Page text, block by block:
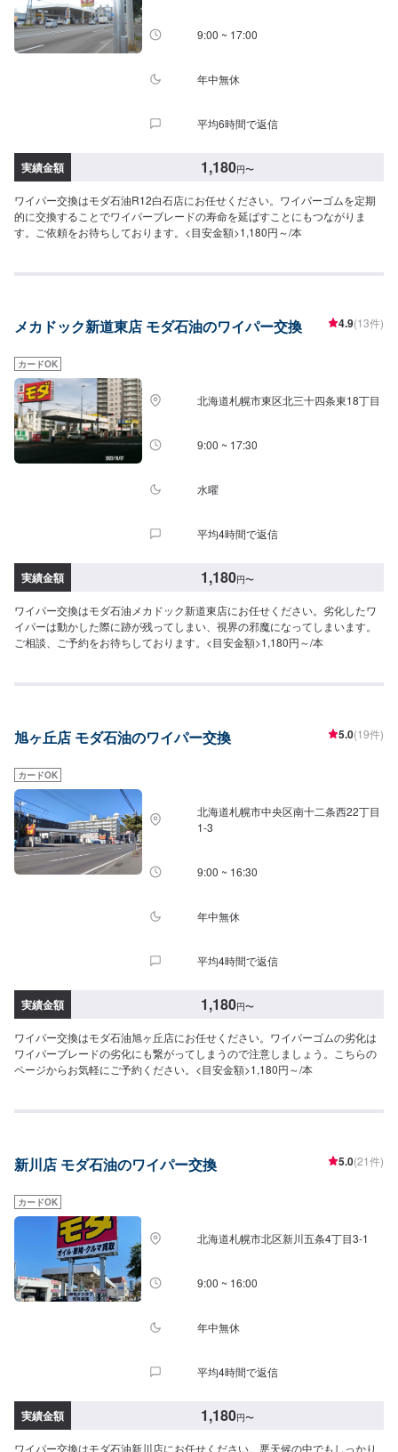
9:00 ~ 17:00
年中無休
平均6時間で返信
実績金額 1,180円〜
ワイパー交換はモダ石油R12白石店にお任せください。ワイパーゴムを定期
的に交換することでワイパーブレードの寿命を延ばすことにもつながりま
す。ご依頼をお待ちしております。<目安金額>1,180円～/本
メカドック新道東店 モダ石油のワイパー交換 4.9(13件)
カードOK
北海道札幌市東区北三十四条東18丁目
9:00 ~ 17:30
水曜
平均4時間で返信
実績金額 1,180円〜
ワイパー交換はモダ石油メカドック新道東店にお任せください。劣化したワ
イパーは動かした際に跡が残ってしまい、視界の邪魔になってしまいます。
ご相談、ご予約をお待ちしております。<目安金額>1,180円～/本
旭ヶ丘店 モダ石油のワイパー交換 5.0(19件)
カードOK
北海道札幌市中央区南十二条西22丁目
1-3
9:00 ~ 16:30
年中無休
平均4時間で返信
実績金額 1,180円〜
ワイパー交換はモダ石油旭ヶ丘店にお任せください。ワイパーゴムの劣化は
ワイパーブレードの劣化にも繋がってしまうので注意しましょう。こちらの
ページからお気軽にご予約ください。<目安金額>1,180円～/本
新川店 モダ石油のワイパー交換 5.0(21件)
カードOK
北海道札幌市北区新川五条4丁目3-1
9:00 ~ 16:00
年中無休
平均4時間で返信
実績金額 1,180円〜
ワイパー交換はモダ石油新川店にお任せください。悪天候の中でもしっかり